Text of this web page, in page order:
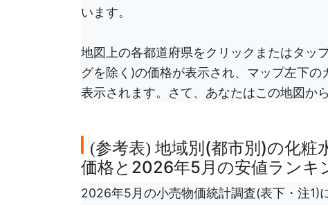
います。
地図上の各都道府県をクリックまたはタッ
グを除く)の価格が表示され、マップ左下
表示されます。さて、あなたはこの地図か
(参考表) 地域別(都市別)の化粧
価格と2026年5月の安値ランキ
2026年5月の小売物価統計調査(表下・注1)